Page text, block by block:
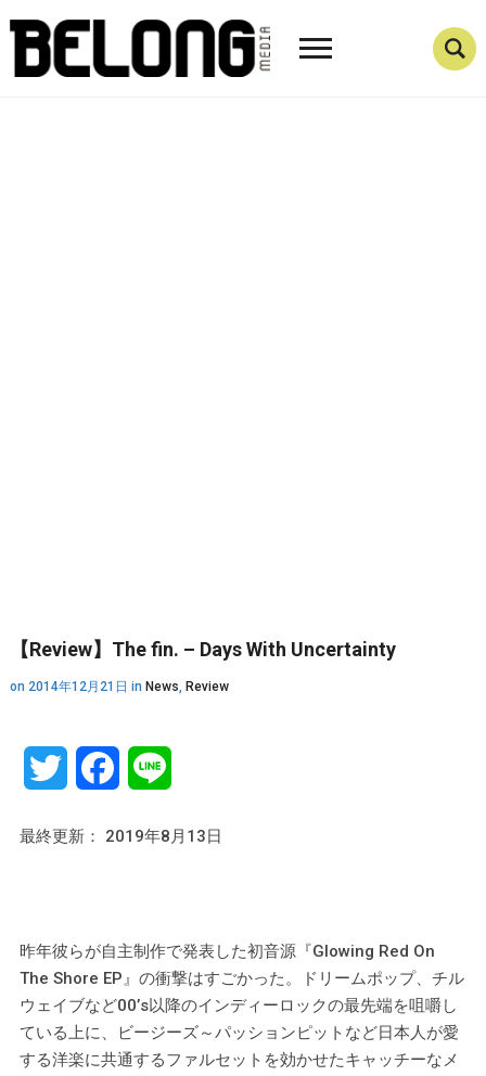
【Review】The fin. – Days With Uncertainty
on 2014年12月21日 in News, Review
Twitter Facebook
最終更新： 2019年8月13日
昨年彼らが自主制作で発表した初音源『Glowing Red On
The Shore EP』の衝撃はすごかった。ドリームポップ、チル
ウェイブなど00’s以降のインディーロックの最先端を咀嚼し
ている上に、ビージーズ～パッションピットなど日本人が愛
する洋楽に共通するファルセットを効かせたキャッチーなメ